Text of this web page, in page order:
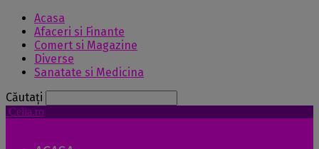
Acasa
Afaceri si Finante
Comert si Magazine
Diverse
Sanatate si Medicina
Căutați
Celia.ro